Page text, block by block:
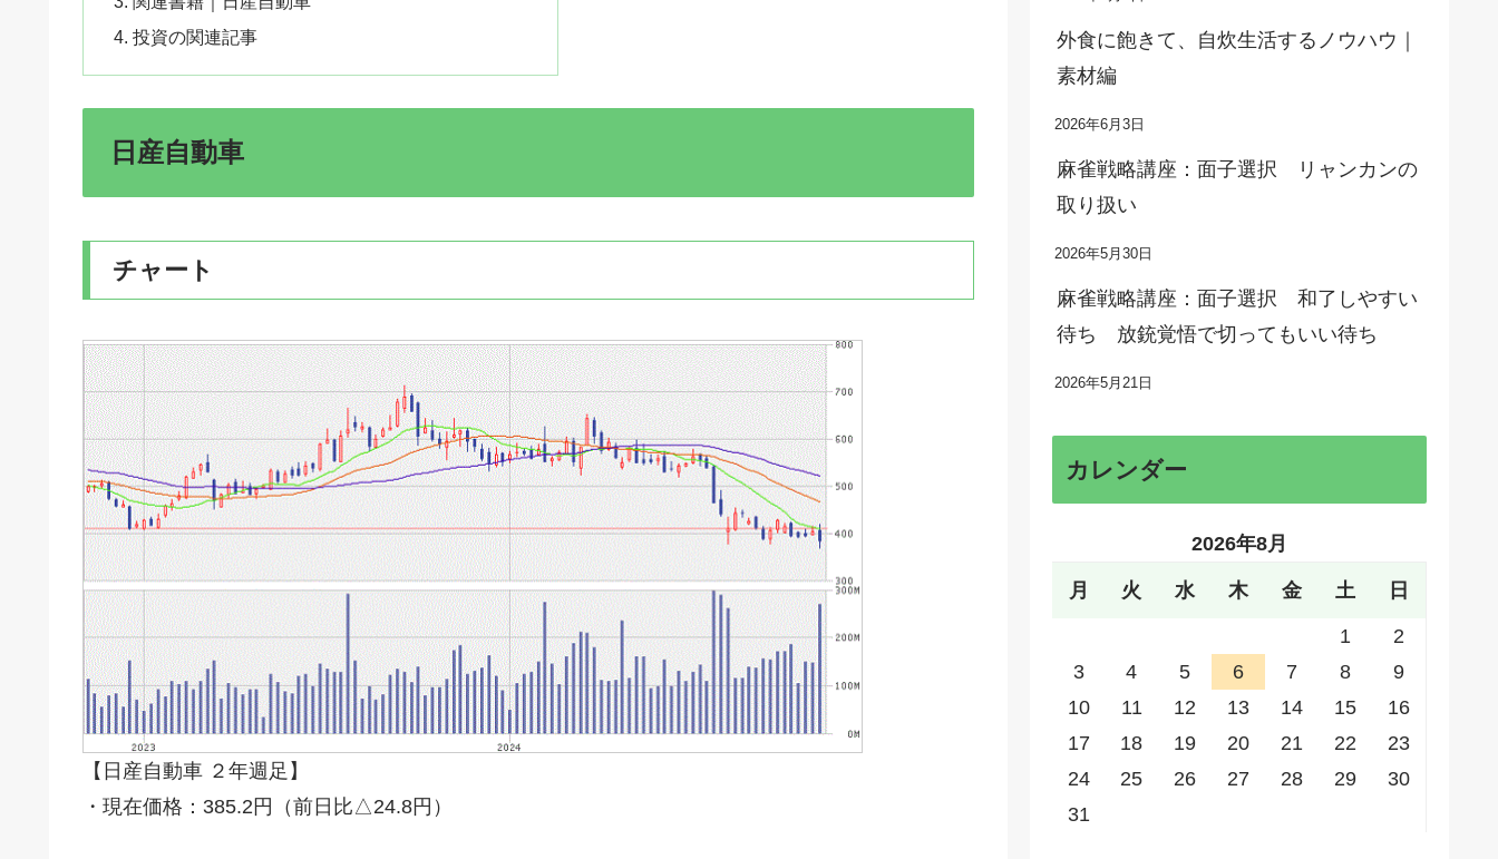
投資の関連記事
日産自動車
チャート
【日産自動車 ２年週足】
・現在価格：385.2円（前日比△24.8円）
外食に飽きて、自炊生活するノウハウ｜
素材編
2026年6月3日
麻雀戦略講座：面子選択 リャンカンの
取り扱い
2026年5月30日
麻雀戦略講座：面子選択 和了しやすい
待ち 放銃覚悟で切ってもいい待ち
2026年5月21日
カレンダー
2026年8月
月 火 水 木 金 土 日
1
2
3
4 5 6 7 8
9
10
11 12 13 14 15
16
17
18 19 20 21 22
23
24
25 26 27 28 29
30
31